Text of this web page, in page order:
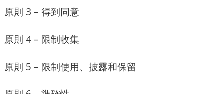
原則 3 – 得到同意
原則 4 – 限制收集
原則 5 – 限制使用、披露和保留